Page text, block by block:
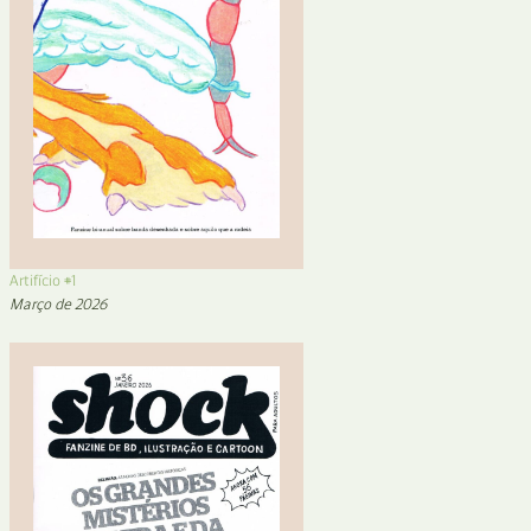
Artifício #1
Março de 2026